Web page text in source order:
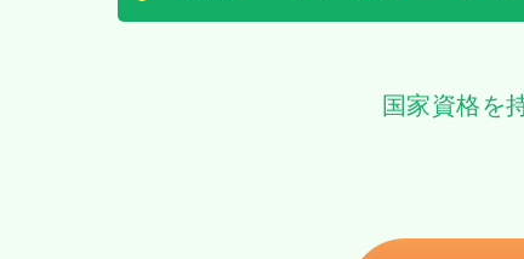
国家資格を